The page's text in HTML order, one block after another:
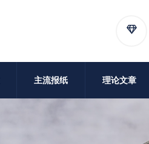
主流报纸 理论文章